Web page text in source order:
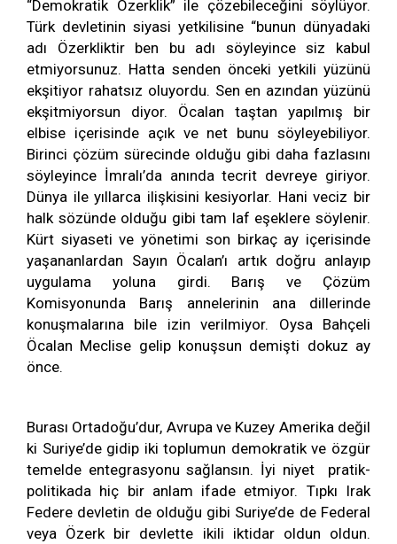
“Demokratik Özerklik” ile çözebileceğini söylüyor.
Türk devletinin siyasi yetkilisine “bunun dünyadaki
adı Özerkliktir ben bu adı söyleyince siz kabul
etmiyorsunuz. Hatta senden önceki yetkili yüzünü
ekşitiyor rahatsız oluyordu. Sen en azından yüzünü
ekşitmiyorsun diyor. Öcalan taştan yapılmış bir
elbise içerisinde açık ve net bunu söyleyebiliyor.
Birinci çözüm sürecinde olduğu gibi daha fazlasını
söyleyince İmralı’da anında tecrit devreye giriyor.
Dünya ile yıllarca ilişkisini kesiyorlar. Hani veciz bir
halk sözünde olduğu gibi tam laf eşeklere söylenir.
Kürt siyaseti ve yönetimi son birkaç ay içerisinde
yaşananlardan Sayın Öcalan’ı artık doğru anlayıp
uygulama yoluna girdi. Barış ve Çözüm
Komisyonunda Barış annelerinin ana dillerinde
konuşmalarına bile izin verilmiyor. Oysa Bahçeli
Öcalan Meclise gelip konuşsun demişti dokuz ay
önce.
Burası Ortadoğu’dur, Avrupa ve Kuzey Amerika değil
ki Suriye’de gidip iki toplumun demokratik ve özgür
temelde entegrasyonu sağlansın. İyi niyet pratik-
politikada hiç bir anlam ifade etmiyor. Tıpkı Irak
Federe devletin de olduğu gibi Suriye’de de Federal
veya Özerk bir devlette ikili iktidar oldun oldun.